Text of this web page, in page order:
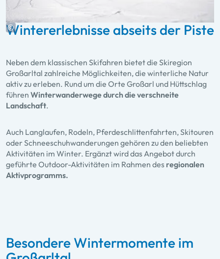
Wintererlebnisse abseits der Piste
Neben dem klassischen Skifahren bietet die Skiregion
Großarltal zahlreiche Möglichkeiten, die winterliche Natur
aktiv zu erleben. Rund um die Orte Großarl und Hüttschlag
führen Winterwanderwege durch die verschneite
Landschaft.
Auch Langlaufen, Rodeln, Pferdeschlittenfahrten, Skitouren
oder Schneeschuhwanderungen gehören zu den beliebten
Aktivitäten im Winter. Ergänzt wird das Angebot durch
geführte Outdoor-Aktivitäten im Rahmen des regionalen
Aktivprogramms.
Besondere Wintermomente im